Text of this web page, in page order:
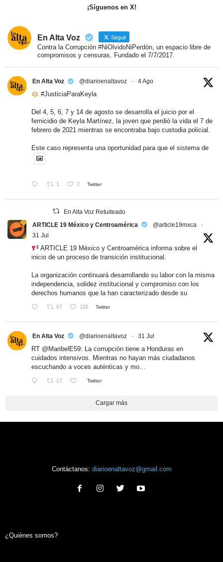
¡Síguenos en X!
En Alta Voz Seguir
Contra la Corrupción #NiOlvidoNiPerdón, un espacio libre de
compromisos y censuras. Fundado el 7/7/2017.
En Alta Voz @diarioenaltavoz · 4 Ago
#JusticiaParaKeyla
Del 4, 5, 6, 7 y 14 de agosto se desarrolla el juicio por el
femicidio de Keyla Martínez, la joven que perdió la vida el 7 de
febrero de 2021 mientras se encontraba bajo custodia policial.
Este caso representa una oportunidad para que el sistema de
1 2 Twitter
En Alta Voz Retuiteado
ARTICLE 19 México y Centroamérica
@article19mxca
·
31 Jul
ARTICLE 19 México y Centroamérica informa sobre el
inicio de un proceso de transición institucional.
La organización continuará desarrollando su labor con la misma
independencia, solidez institucional y compromiso con los
derechos humanos que la han caracterizado desde su
67 116 Twitter
En Alta Voz @diarioenaltavoz · 31 Jul
RT @MaribelE59: La corrupción tiene a Honduras en
cuidados intensivos. Mientras no hayan más ciudadanos
escuchando a voces auténticas y mo…
17 Twitter
Cargar más
Contáctanos: diarioenaltavoz@gmail.com
¿Quiénes somos?